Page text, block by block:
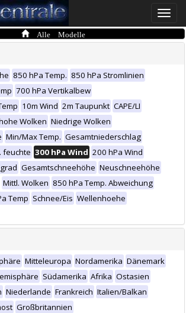
Toggle
Alle Modelle
850 hPa Temp. 850 hPa Stromlinien
700 hPa Vertikalbew
10m Wind 2m Taupunkt CAPE/LI
Wolken Niedrige Wolken
Min/Max Temp. Gesamtniederschlag
feuchte 300 hPa Wind 200 hPa Wind
Gesamtschneehöhe Neuschneehöhe
Mittl. Wolken 850 hPa Temp. Abweichung
Temp Schnee/Eis Wellenhoehe
Mitteleuropa Nordamerika Dänemark
Südamerika Afrika Ostasien
Niederlande Frankreich Italien/Balkan
Großbritannien